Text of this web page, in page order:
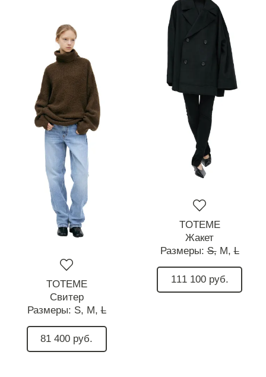
TOTEME
Свитер
Размеры: S, M, L
81 400 руб.
TOTEME
Жакет
Размеры:S, M, L
111 100 руб.